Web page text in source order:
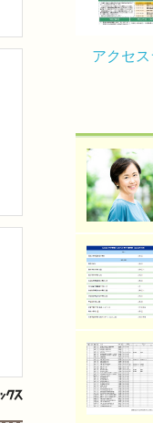
アクセ